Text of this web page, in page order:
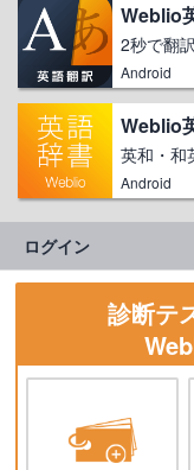
Weblio
2秒で翻
Android
Weblio
英和・和
Android
ログイン
診断テ